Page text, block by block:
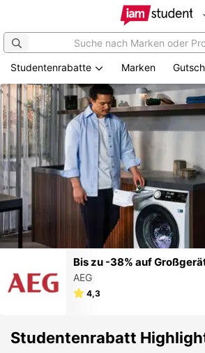
Zum
Hauptinhalt
springen
Studentenrabatte Marken
Bis zu -38% auf
AEG
4,3
Studentenrabatt